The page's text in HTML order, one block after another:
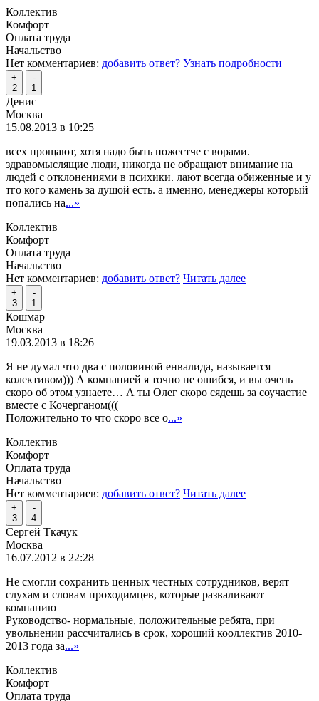
Коллектив
Комфорт
Оплата труда
Начальство
Нет комментариев: добавить ответ? Узнать подробности
+
2
-
1
Денис
Москва
15.08.2013 в 10:25
всех прощают, хотя надо быть пожестче с ворами.
здравомыслящие люди, никогда не обращают внимание на
людей с отклонениями в психики. лают всегда обиженные и у
тго кого камень за душой есть. а именно, менеджеры который
попались на...»
Коллектив
Комфорт
Оплата труда
Начальство
Нет комментариев: добавить ответ? Читать далее
+
3
-
1
Кошмар
Москва
19.03.2013 в 18:26
Я не думал что два с половиной енвалида, называется
колективом))) А компанией я точно не ошибся, и вы очень
скоро об этом узнаете… А ты Олег скоро сядешь за соучастие
вместе с Кочерганом(((
Положительно то что скоро все о...»
Коллектив
Комфорт
Оплата труда
Начальство
Нет комментариев: добавить ответ? Читать далее
+
3
-
4
Сергей Ткачук
Москва
16.07.2012 в 22:28
Не смогли сохранить ценных честных сотрудников, верят
слухам и словам проходимцев, которые разваливают
компанию
Руководство- нормальные, положительные ребята, при
увольнении рассчитались в срок, хороший кооллектив 2010-
2013 года за...»
Коллектив
Комфорт
Оплата труда